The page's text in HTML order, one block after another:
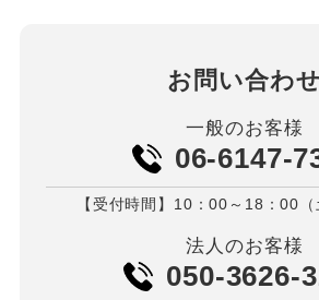
お問い合わせ
一般のお客様
06-6147-
【受付時間】10：00～18：00（
法人のお客様
050-3626-